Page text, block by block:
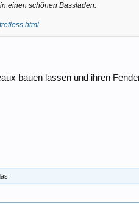
einen schönen Bassladen:
bauen lassen und ihren